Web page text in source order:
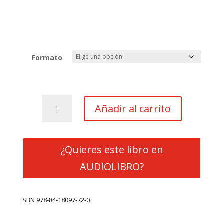
Formato
Añadir al carrito
¿Quieres este libro en
AUDIOLIBRO?
SBN 978-84-18097-72-0